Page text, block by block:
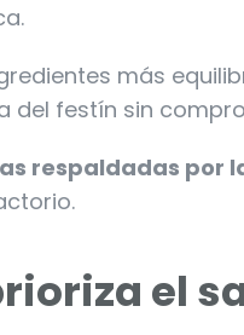
más
del festín sin
respaldadas por
el